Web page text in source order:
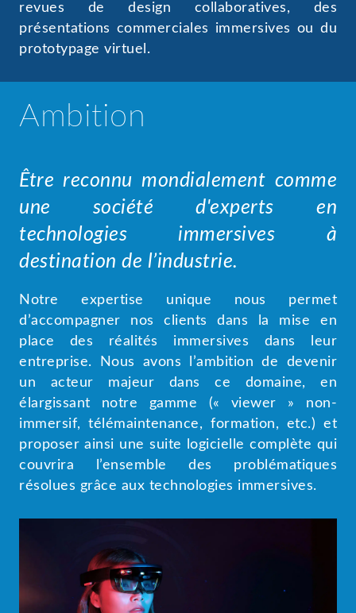
revues de design collaboratives, des
présentations commerciales immersives ou du
prototypage virtuel.
Ambition
Être reconnu mondialement comme
une société d'experts en
technologies immersives à
destination de l’industrie.
Notre expertise unique nous permet
d’accompagner nos clients dans la mise en
place des réalités immersives dans leur
entreprise. Nous avons l’ambition de devenir
un acteur majeur dans ce domaine, en
élargissant notre gamme (« viewer » non-
immersif, télémaintenance, formation, etc.) et
proposer ainsi une suite logicielle complète qui
couvrira l’ensemble des problématiques
résolues grâce aux technologies immersives.